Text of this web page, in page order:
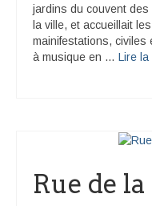
jardins du couvent
la ville, et accueillait
mainifestations, civiles
à musique en … Lire la
Rue de